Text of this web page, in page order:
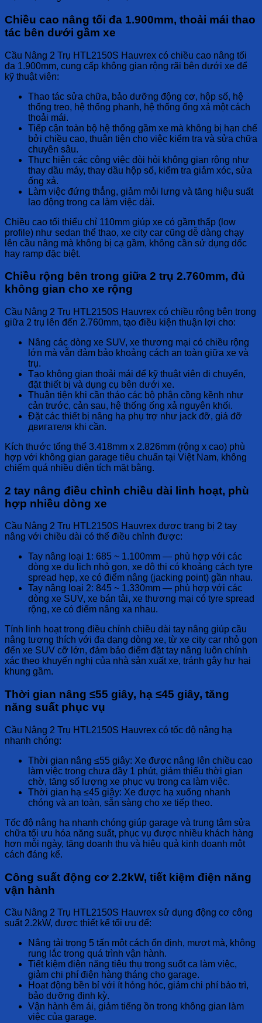
Chiều cao nâng tối đa 1.900mm, thoải mái thao
tác bên dưới gầm xe
Cầu Nâng 2 Trụ HTL2150S Hauvrex có chiều cao nâng tối
đa 1.900mm, cung cấp không gian rộng rãi bên dưới xe để
kỹ thuật viên:
Thao tác sửa chữa, bảo dưỡng động cơ, hộp số, hệ
thống treo, hệ thống phanh, hệ thống ống xả một cách
thoải mái.
Tiếp cận toàn bộ hệ thống gầm xe mà không bị hạn chế
bởi chiều cao, thuận tiện cho việc kiểm tra và sửa chữa
chuyên sâu.
Thực hiện các công việc đòi hỏi không gian rộng như
thay dầu máy, thay dầu hộp số, kiểm tra giảm xóc, sửa
ống xả.
Làm việc đứng thẳng, giảm mỏi lưng và tăng hiệu suất
lao động trong ca làm việc dài.
Chiều cao tối thiểu chỉ 110mm giúp xe có gầm thấp (low
profile) như sedan thể thao, xe city car cũng dễ dàng chạy
lên cầu nâng mà không bị cạ gầm, không cần sử dụng dốc
hay ramp đặc biệt.
Chiều rộng bên trong giữa 2 trụ 2.760mm, đủ
không gian cho xe rộng
Cầu Nâng 2 Trụ HTL2150S Hauvrex có chiều rộng bên trong
giữa 2 trụ lên đến 2.760mm, tạo điều kiện thuận lợi cho:
Nâng các dòng xe SUV, xe thương mại có chiều rộng
lớn mà vẫn đảm bảo khoảng cách an toàn giữa xe và
trụ.
Tạo không gian thoải mái để kỹ thuật viên di chuyển,
đặt thiết bị và dụng cụ bên dưới xe.
Thuận tiện khi cần tháo các bộ phận cồng kềnh như
cản trước, cản sau, hệ thống ống xả nguyên khối.
Đặt các thiết bị nâng hạ phụ trợ như jack đỡ, giá đỡ
двигателя khi cần.
Kích thước tổng thể 3.418mm x 2.826mm (rộng x cao) phù
hợp với không gian garage tiêu chuẩn tại Việt Nam, không
chiếm quá nhiều diện tích mặt bằng.
2 tay nâng điều chỉnh chiều dài linh hoạt, phù
hợp nhiều dòng xe
Cầu Nâng 2 Trụ HTL2150S Hauvrex được trang bị 2 tay
nâng với chiều dài có thể điều chỉnh được:
Tay nâng loại 1: 685 ~ 1.100mm — phù hợp với các
dòng xe du lịch nhỏ gọn, xe đô thị có khoảng cách tyre
spread hẹp, xe có điểm nâng (jacking point) gần nhau.
Tay nâng loại 2: 845 ~ 1.330mm — phù hợp với các
dòng xe SUV, xe bán tải, xe thương mại có tyre spread
rộng, xe có điểm nâng xa nhau.
Tính linh hoạt trong điều chỉnh chiều dài tay nâng giúp cầu
nâng tương thích với đa dạng dòng xe, từ xe city car nhỏ gọn
đến xe SUV cỡ lớn, đảm bảo điểm đặt tay nâng luôn chính
xác theo khuyến nghị của nhà sản xuất xe, tránh gây hư hại
khung gầm.
Thời gian nâng ≤55 giây, hạ ≤45 giây, tăng
năng suất phục vụ
Cầu Nâng 2 Trụ HTL2150S Hauvrex có tốc độ nâng hạ
nhanh chóng:
Thời gian nâng ≤55 giây: Xe được nâng lên chiều cao
làm việc trong chưa đầy 1 phút, giảm thiểu thời gian
chờ, tăng số lượng xe phục vụ trong ca làm việc.
Thời gian hạ ≤45 giây: Xe được hạ xuống nhanh
chóng và an toàn, sẵn sàng cho xe tiếp theo.
Tốc độ nâng hạ nhanh chóng giúp garage và trung tâm sửa
chữa tối ưu hóa năng suất, phục vụ được nhiều khách hàng
hơn mỗi ngày, tăng doanh thu và hiệu quả kinh doanh một
cách đáng kể.
Công suất động cơ 2.2kW, tiết kiệm điện năng
vận hành
Cầu Nâng 2 Trụ HTL2150S Hauvrex sử dụng động cơ công
suất 2.2kW, được thiết kế tối ưu để:
Nâng tải trọng 5 tấn một cách ổn định, mượt mà, không
rung lắc trong quá trình vận hành.
Tiết kiệm điện năng tiêu thụ trong suốt ca làm việc,
giảm chi phí điện hàng tháng cho garage.
Hoạt động bền bỉ với ít hỏng hóc, giảm chi phí bảo trì,
bảo dưỡng định kỳ.
Vận hành êm ái, giảm tiếng ồn trong không gian làm
việc của garage.